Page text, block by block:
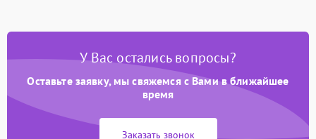
У Вас остались вопросы?
Оставьте заявку, мы свяжемся с Вами в ближайшее
время
Заказать звонок